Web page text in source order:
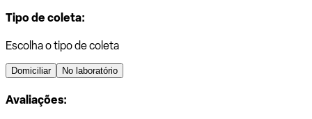
Tipo de coleta:
Escolha o tipo de coleta
Domiciliar No laboratório
Avaliações: